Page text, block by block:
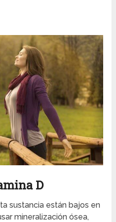
D
sustancia están bajos en
mineralización ósea,